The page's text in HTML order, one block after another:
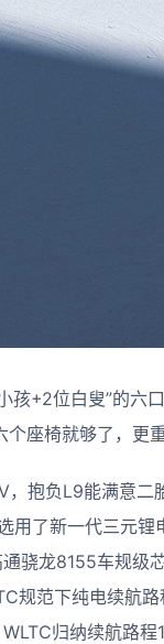
孩+2位白叟”的六
座椅就够了，更
抱负L9能满意
用了新一代三元
骁龙8155车规
规范下纯电续航
归纳续航路程